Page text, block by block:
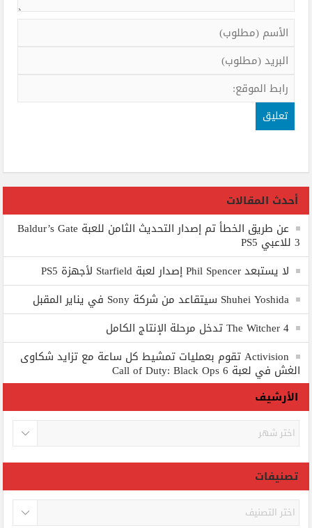
أحدث المقالات
عن طريق الخطأ تم إصدار التحديث الثامن للعبة Baldur’s Gate
3 للاعبي PS5
لا يستبعد Phil Spencer إصدار لعبة Starfield لأجهزة PS5
Shuhei Yoshida سيتقاعد من شركة Sony في يناير المقبل
The Witcher 4 تدخل مرحلة الإنتاج الكامل
Activision تقوم بعمليات تمشيط كل ساعة مع تزايد شكاوى
الغش في لعبة Call of Duty: Black Ops 6
الأرشيف
الأرشيف
تصنيفات
تصنيفات